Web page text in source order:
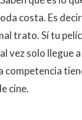
costa. Es
trato. Sí tu
vez solo llegue
competencia
cine.